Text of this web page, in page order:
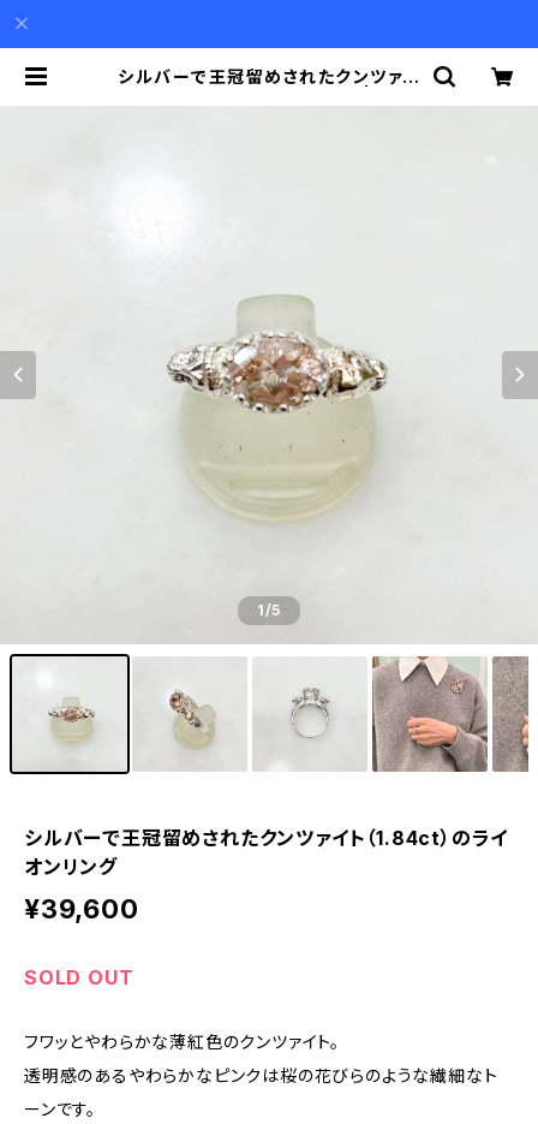
シルバーで王冠留めされたクンツァイ
1/5
シルバーで王冠留めされたクンツァイト（1.84ct）のライ
オンリング
¥39,600
SOLD OUT
フワッとやわらかな薄紅色のクンツァイト。
透明感のあるやわらかなピンクは桜の花びらのような繊細なト
ーンです。